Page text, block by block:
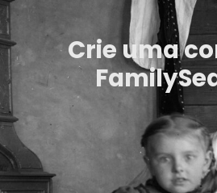
Crie uma